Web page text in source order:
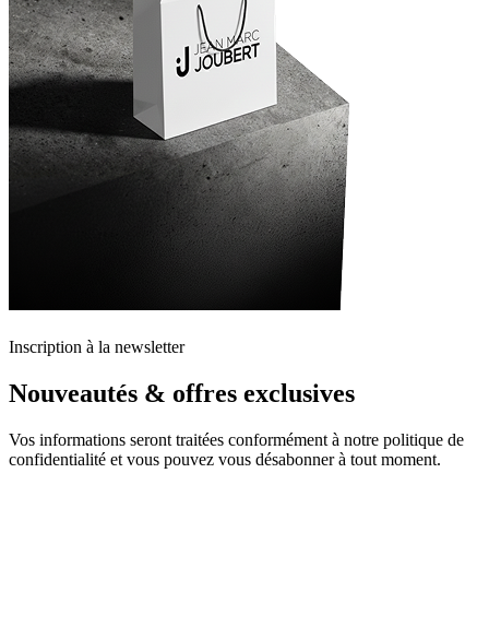
Inscription à la newsletter
Nouveautés & offres exclusives
Vos informations seront traitées conformément à notre politique de
confidentialité et vous pouvez vous désabonner à tout moment.